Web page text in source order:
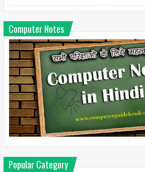
Computer Notes
Popular Category